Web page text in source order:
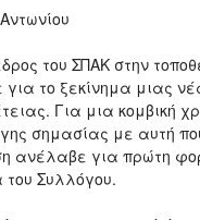
του ΣΠΑΚ στην
για το ξεκίνημα μιας
Για μια κομβική
σημασίας με αυτή
ανέλαβε για πρώτη
του Συλλόγου.